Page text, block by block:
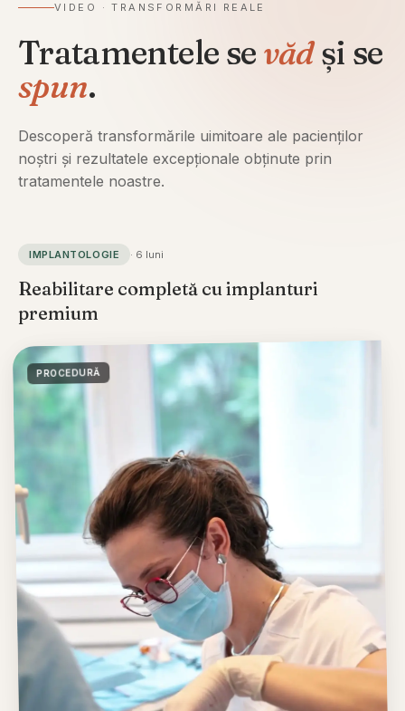
VIDEO · TRANSFORMĂRI REALE
Tratamentele se vădși se
spun.
Descoperă transformările uimitoare ale pacienților
noștri și rezultatele excepționale obținute prin
tratamentele noastre.
IMPLANTOLOGIE · 6 luni
Reabilitare completă cu implanturi
premium
PROCEDURĂ